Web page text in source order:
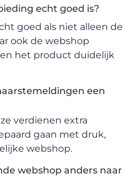
echt goed is?
goed als niet alleen de
ook de webshop
het product duidelijk
een
verdienen extra
gaan met druk,
webshop.
webshop anders naar